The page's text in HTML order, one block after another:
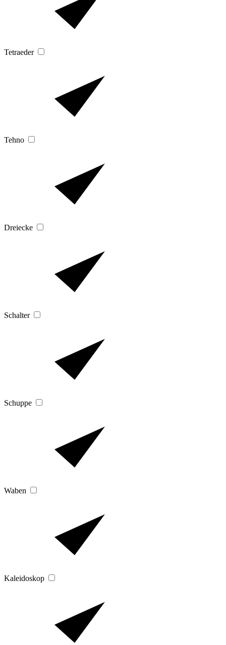
Tetraeder
Tehno
Dreiecke
Schalter
Schuppe
Waben
Kaleidoskop